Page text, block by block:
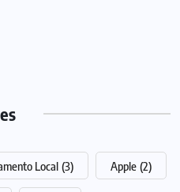
Local (3) Apple (2)